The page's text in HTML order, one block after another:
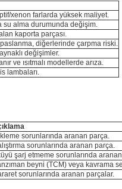
xenon farlarda yüksek maliyet.
su alma durumunda değişim.
kaporta parçası.
diğerlerinde çarpma riski.
değişimler.
ve ısıtmalı modellerde arıza.
lambaları.
sorunlarında aranan parça.
sorunlarında aranan parça.
şarj etmeme sorunlarında aranan
beyni (TCM) veya kavrama
sorunlarında aranan parçalar.